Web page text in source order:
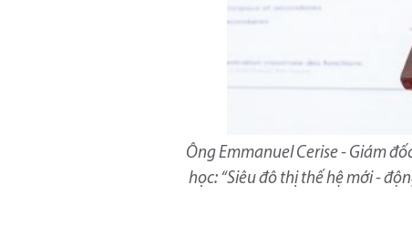
Ông Emmanuel Cerise - Giám
học: “Siêu đô thị thế hệ mới -